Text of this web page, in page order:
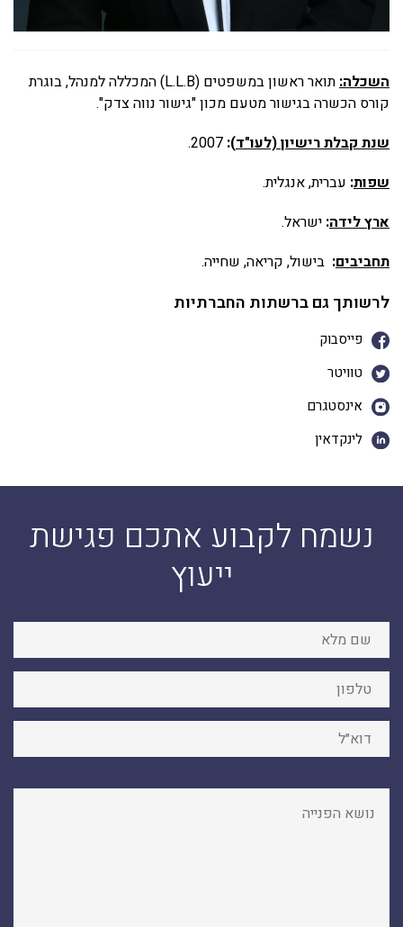
השכלה:
תואר ראשון במשפטים (L.L.B) המכללה למנהל, בוגרת
קורס הכשרה בגישור מטעם מכון "גישור נווה צדק".
שנת קבלת רישיון (לעו"ד):
שפות: עברית, אנגלית.
ארץ לידה: ישראל.
תחביבים: בישול, קריאה, שחייה.
לרשותך גם ברשתות החברתיות
פייסבוק
טוויטר
אינסטגרם
לינקדאין
נשמח לקבוע אתכם פגישת
ייעוץ